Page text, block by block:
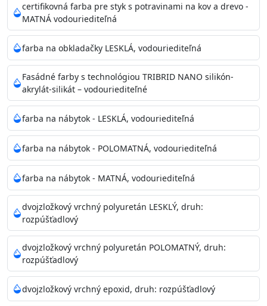
Skladovanie
48 mesiacov v orig. uzavretých obaloch medzi 5°C až
25°C
certifikovná farba pre styk s potravinami na kov a drevo -
MATNÁ vodouriediteľná
farba na obkladačky LESKLÁ, vodouriediteľná
Fasádné farby s technológiou TRIBRID NANO silikón-
akrylát-silikát – vodouriediteľné
farba na nábytok - LESKLÁ, vodouriediteľná
farba na nábytok - POLOMATNÁ, vodouriediteľná
farba na nábytok - MATNÁ, vodouriediteľná
dvojzložkový vrchný polyuretán LESKLÝ, druh:
rozpúšťadlový
dvojzložkový vrchný polyuretán POLOMATNÝ, druh:
rozpúšťadlový
dvojzložkový vrchný epoxid, druh: rozpúšťadlový